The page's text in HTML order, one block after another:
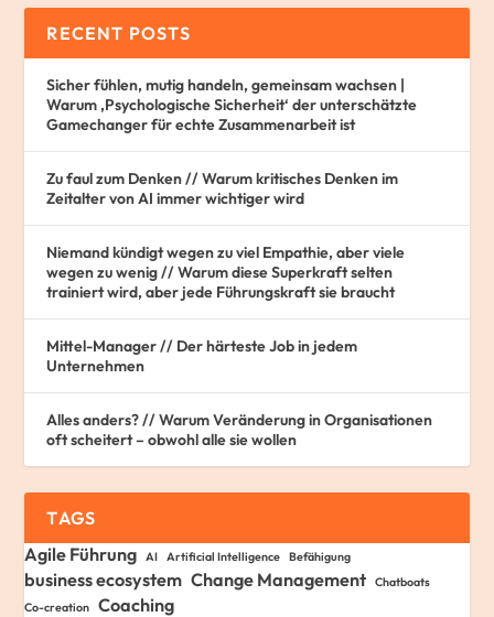
RECENT POSTS
Sicher fühlen, mutig handeln, gemeinsam wachsen |
Warum ‚Psychologische Sicherheit‘ der unterschätzte
Gamechanger für echte Zusammenarbeit ist
Zu faul zum Denken // Warum kritisches Denken im
Zeitalter von AI immer wichtiger wird
Niemand kündigt wegen zu viel Empathie, aber viele
wegen zu wenig // Warum diese Superkraft selten
trainiert wird, aber jede Führungskraft sie braucht
Mittel-Manager // Der härteste Job in jedem
Unternehmen
Alles anders? // Warum Veränderung in Organisationen
oft scheitert – obwohl alle sie wollen
TAGS
Agile Führung
AI Artificial Intelligence Befähigung
business ecosystem Change Management
Chatboats
Co-creation
Coaching